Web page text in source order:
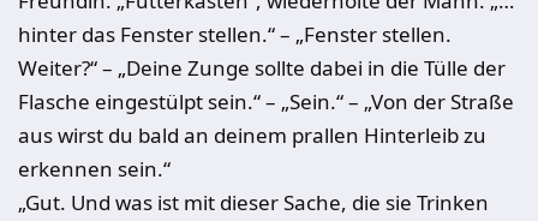
hinter das Fenster stellen.“ – „Fenster stellen.
Weiter?“ ­– „Deine Zunge sollte dabei in die Tülle der
Flasche eingestülpt sein.“ – „Sein.“ – „Von der Straße
aus wirst du bald an deinem prallen Hinterleib zu
erkennen sein.“
„Gut. Und was ist mit dieser Sache, die sie Trinken